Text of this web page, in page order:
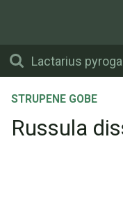
STRUPENE GOBE
Russula